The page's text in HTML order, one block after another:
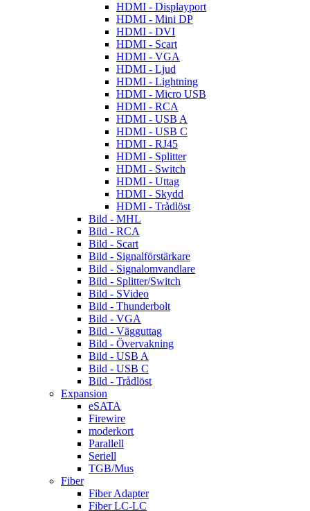
HDMI - Displayport
HDMI - Mini DP
HDMI - DVI
HDMI - Scart
HDMI - VGA
HDMI - Ljud
HDMI - Lightning
HDMI - Micro USB
HDMI - RCA
HDMI - USB A
HDMI - USB C
HDMI - RJ45
HDMI - Splitter
HDMI - Switch
HDMI - Uttag
HDMI - Skydd
HDMI - Trådlöst
Bild - MHL
Bild - RCA
Bild - Scart
Bild - Signalförstärkare
Bild - Signalomvandlare
Bild - Splitter/Switch
Bild - SVideo
Bild - Thunderbolt
Bild - VGA
Bild - Vägguttag
Bild - Övervakning
Bild - USB A
Bild - USB C
Bild - Trådlöst
Expansion
eSATA
Firewire
moderkort
Parallell
Seriell
TGB/Mus
Fiber
Fiber Adapter
Fiber LC-LC